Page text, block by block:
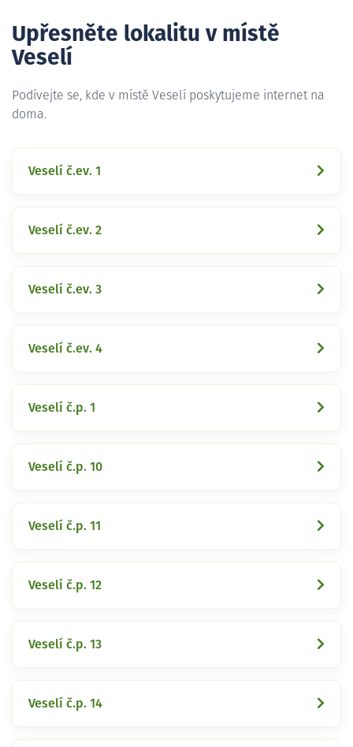
Upřesněte lokalitu v místě
Veselí
Podívejte se, kde v místě Veselí poskytujeme internet na
doma.
Veselí č.ev. 1
Veselí č.ev. 2
Veselí č.ev. 3
Veselí č.ev. 4
Veselí č.p. 1
Veselí č.p. 10
Veselí č.p. 11
Veselí č.p. 12
Veselí č.p. 13
Veselí č.p. 14